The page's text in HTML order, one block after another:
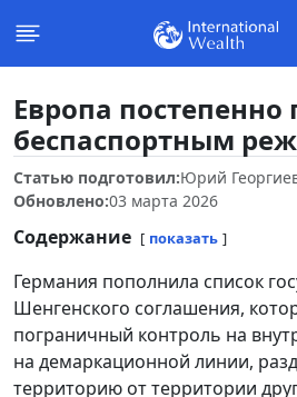
Европа постепенно
беспаспортным
Статью подготовил:Юрий
Обновлено:03 марта 2026
Содержание показать
Германия пополнила список
Шенгенского соглашения,
пограничный контроль на
на демаркационной линии,
территорию от территории